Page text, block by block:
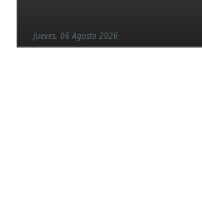
Jueves, 06 Agosto 2026